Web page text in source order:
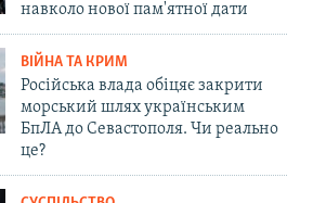
навколо нової пам'ятної дати
ВІЙНА ТА КРИМ
Російська влада обіцяє закрити
морський шлях українським
БпЛА до Севастополя. Чи реально
це?